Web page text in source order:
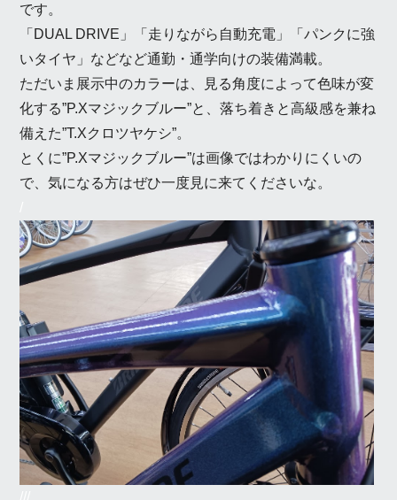
です。
「DUAL DRIVE」「走りながら自動充電」「パンクに強
いタイヤ」などなど通勤・通学向けの装備満載。
ただいま展示中のカラーは、見る角度によって色味が変
化する”P.Xマジックブルー”と、落ち着きと高級感を兼ね
備えた”T.Xクロツヤケシ”。
とくに”P.Xマジックブルー”は画像ではわかりにくいの
で、気になる方はぜひ一度見に来てくださいな。